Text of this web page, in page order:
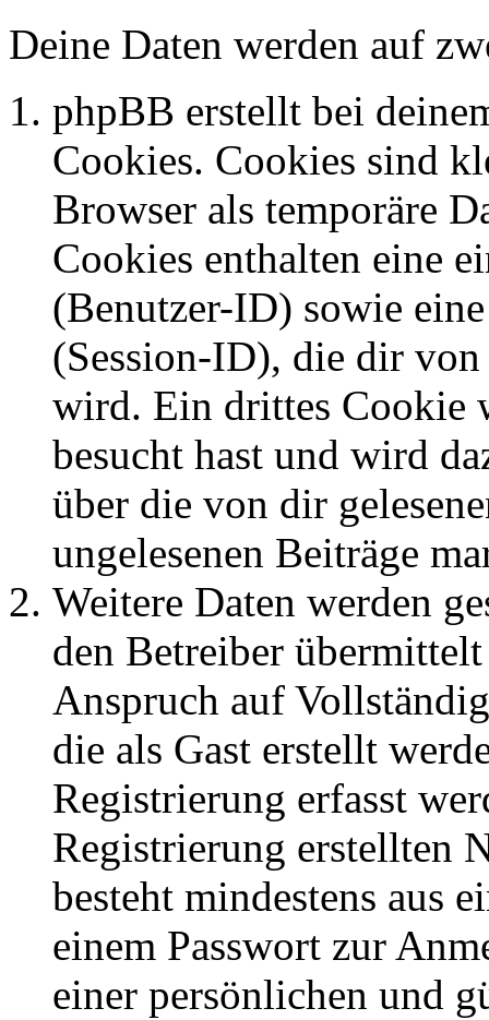
Deine Daten werden auf
phpBB erstellt bei
Cookies. Cookies sind
Browser als temporäre
Cookies enthalten eine
(Benutzer-ID) sowie
(Session-ID), die dir
wird. Ein drittes Cookie
besucht hast und wird
über die von dir
ungelesenen Beiträge
Weitere Daten werden
den Betreiber
Anspruch auf
die als Gast erstellt
Registrierung erfasst
Registrierung erstellten
besteht mindestens aus
einem Passwort zur
einer persönlichen und